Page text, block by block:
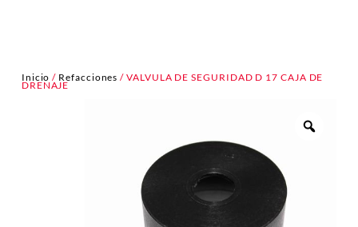
Inicio / Refacciones / VALVULA DE SEGURIDAD D 17 CAJA DE
DRENAJE